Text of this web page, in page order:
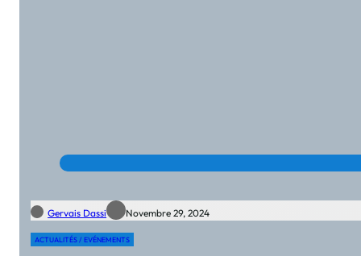
Gervais Dassi Novembre 29, 2024
ACTUALITÉS / EVÉNEMENTS